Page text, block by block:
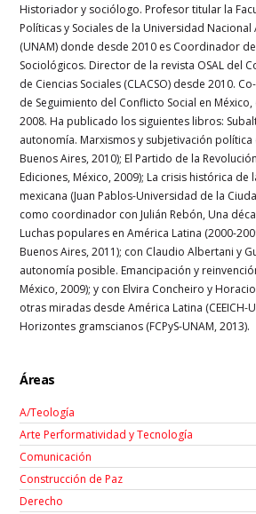
Historiador y sociólogo. Profesor titular la
Políticas y Sociales de la Universidad
(UNAM) donde desde 2010 es Coordinador
Sociológicos. Director de la revista OSAL del
de Ciencias Sociales (CLACSO) desde 2010.
de Seguimiento del Conflicto Social en México,
2008. Ha publicado los siguientes libros:
autonomía. Marxismos y subjetivación política
Buenos Aires, 2010); El Partido de la
Ediciones, México, 2009); La crisis histórica
mexicana (Juan Pablos-Universidad de la
como coordinador con Julián Rebón, Una
Luchas populares en América Latina (2000-
Buenos Aires, 2011); con Claudio Albertani y
autonomía posible. Emancipación y
México, 2009); y con Elvira Concheiro y
otras miradas desde América Latina (CEEICH-
Horizontes gramscianos (FCPyS-UNAM, 2013).
Áreas
A/Teología
Arte Performatividad y Tecnología
Comunicación
Construcción de Paz
Derecho